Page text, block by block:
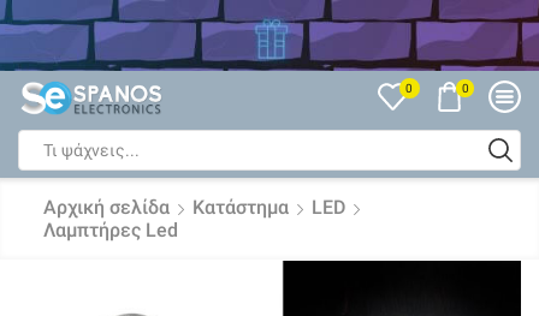
Δείτε όλες τις Εκπτώσεις
0 0
input
Αρχική σελίδα Κατάστημα
LED
Λαμπτήρες Led